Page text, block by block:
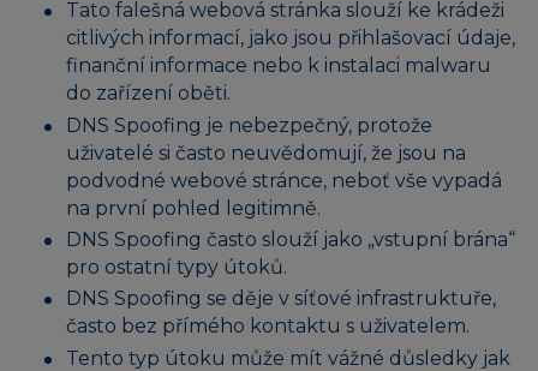
Tato falešná webová stránka slouží ke krádeži
citlivých informací, jako jsou přihlašovací údaje,
finanční informace nebo k instalaci malwaru
do zařízení oběti.
DNS Spoofing je nebezpečný, protože
uživatelé si často neuvědomují, že jsou na
podvodné webové stránce, neboť vše vypadá
na první pohled legitimně.
DNS Spoofing často slouží jako „vstupní brána“
pro ostatní typy útoků.
DNS Spoofing se děje v síťové infrastruktuře,
často bez přímého kontaktu s uživatelem.
Tento typ útoku může mít vážné důsledky jak